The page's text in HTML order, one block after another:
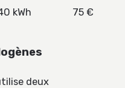
kWh 75 €
deux